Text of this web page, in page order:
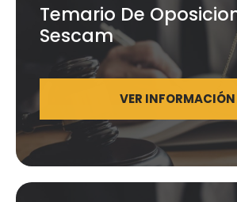
Temario De
Sescam
VER INFORMACIÓN